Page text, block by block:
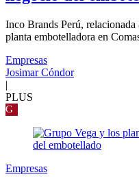
Inco Brands Perú,
planta embotelladora en
Empresas
Josimar Cóndor
|
PLUS
G
Empresas